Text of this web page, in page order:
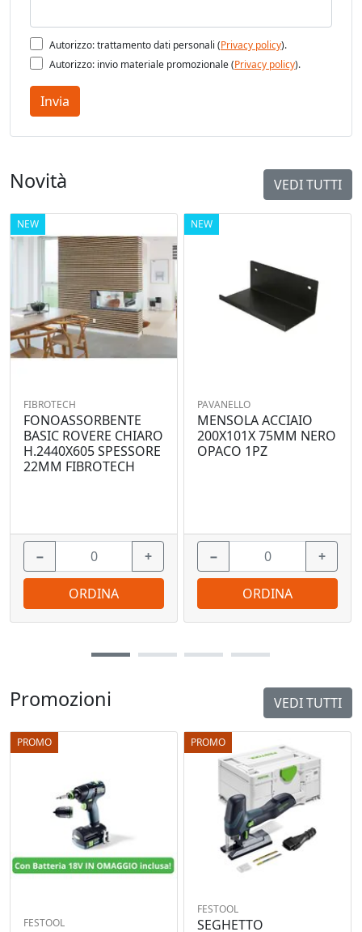
Autorizzo: trattamento dati personali (Privacy policy).
Autorizzo: invio materiale promozionale (Privacy policy).
Invia
Promozioni VEDI TUTTI
PROMO
FESTOOL
PROMO
FESTOOL
SEGHETTO
Novità VEDI TUTTI
NEW
FIBROTECH
FONOASSORBENTE
BASIC ROVERE CHIARO
H.2440X605 SPESSORE
22MM FIBROTECH
− +
ORDINA
NEW
PAVANELLO
MENSOLA ACCIAIO
200X101X 75MM NERO
OPACO 1PZ
− +
ORDINA